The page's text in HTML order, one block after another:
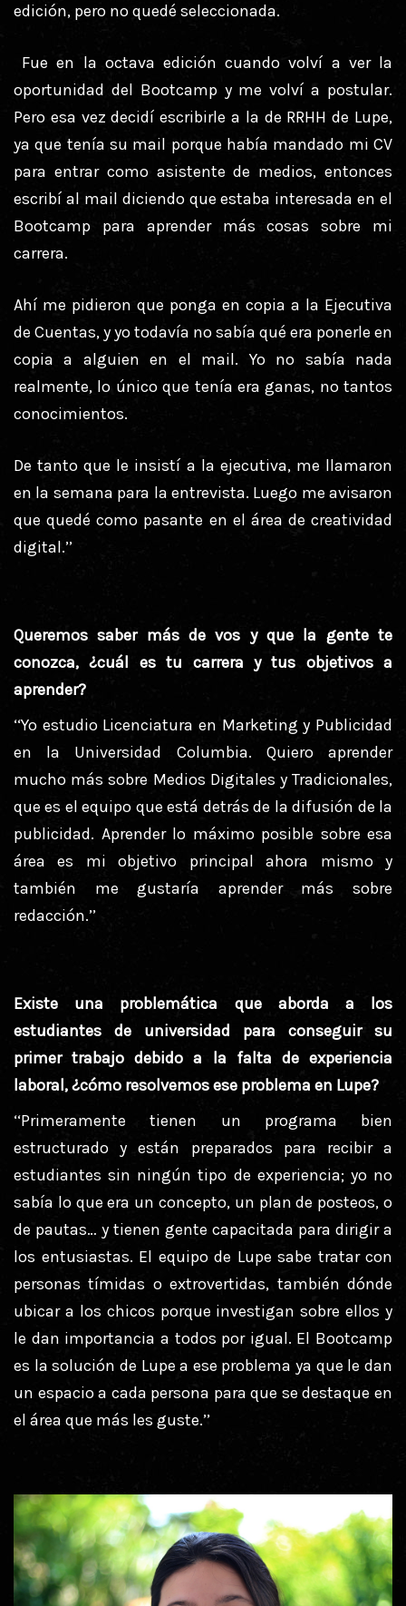
edición, pero no quedé seleccionada.
Fue en la octava edición cuando volví a ver la
oportunidad del Bootcamp y me volví a postular.
Pero esa vez decidí escribirle a la de RRHH de Lupe,
ya que tenía su mail porque había mandado mi CV
para entrar como asistente de medios, entonces
escribí al mail diciendo que estaba interesada en el
Bootcamp para aprender más cosas sobre mi
carrera.
Ahí me pidieron que ponga en copia a la Ejecutiva
de Cuentas, y yo todavía no sabía qué era ponerle en
copia a alguien en el mail. Yo no sabía nada
realmente, lo único que tenía era ganas, no tantos
conocimientos.
De tanto que le insistí a la ejecutiva, me llamaron
en la semana para la entrevista. Luego me avisaron
que quedé como pasante en el área de creatividad
digital.’’
Queremos saber más de vos y que la gente te
conozca, ¿cuál es tu carrera y tus objetivos a
aprender?
‘‘Yo estudio Licenciatura en Marketing y Publicidad
en la Universidad Columbia. Quiero aprender
mucho más sobre Medios Digitales y Tradicionales,
que es el equipo que está detrás de la difusión de la
publicidad. Aprender lo máximo posible sobre esa
área es mi objetivo principal ahora mismo y
también me gustaría aprender más sobre
redacción.’’
Existe una problemática que aborda a los
estudiantes de universidad para conseguir su
primer trabajo debido a la falta de experiencia
laboral, ¿cómo resolvemos ese problema en Lupe?
‘‘Primeramente tienen un programa bien
estructurado y están preparados para recibir a
estudiantes sin ningún tipo de experiencia; yo no
sabía lo que era un concepto, un plan de posteos, o
de pautas… y tienen gente capacitada para dirigir a
los entusiastas. El equipo de Lupe sabe tratar con
personas tímidas o extrovertidas, también dónde
ubicar a los chicos porque investigan sobre ellos y
le dan importancia a todos por igual. El Bootcamp
es la solución de Lupe a ese problema ya que le dan
un espacio a cada persona para que se destaque en
el área que más les guste.’’